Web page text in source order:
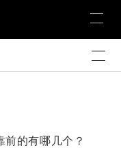
的有哪几个？